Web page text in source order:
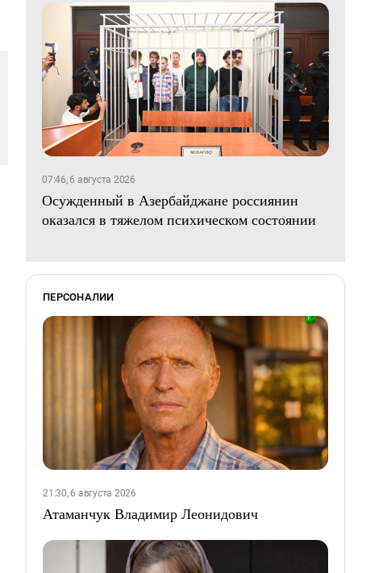
07:46, 6 августа 2026
Осужденный в Азербайджане россиянин
оказался в тяжелом психическом состоянии
ПЕРСОНАЛИИ
21:30, 6 августа 2026
Атаманчук Владимир Леонидович